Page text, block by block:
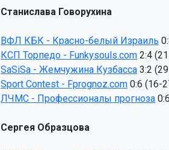
Станислава Говорухина
ВФЛ КБК - Красно-белый Израиль
КСП Торпедо - Funkysouls.com
SaSiSa - Жемчужина Кузбасса
Sport Contest - Fprognoz.com
ЛЧМС - Профессионалы прогноза
Сергея Образцова